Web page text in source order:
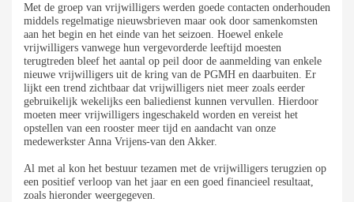
Met de groep van vrijwilligers werden goede contacten onderhouden
middels regelmatige nieuwsbrieven maar ook door samenkomsten
aan het begin en het einde van het seizoen. Hoewel enkele
vrijwilligers vanwege hun vergevorderde leeftijd moesten
terugtreden bleef het aantal op peil door de aanmelding van enkele
nieuwe vrijwilligers uit de kring van de PGMH en daarbuiten. Er
lijkt een trend zichtbaar dat vrijwilligers niet meer zoals eerder
gebruikelijk wekelijks een baliedienst kunnen vervullen. Hierdoor
moeten meer vrijwilligers ingeschakeld worden en vereist het
opstellen van een rooster meer tijd en aandacht van onze
medewerkster Anna Vrijens-van den Akker.
Al met al kon het bestuur tezamen met de vrijwilligers terugzien op
een positief verloop van het jaar en een goed financieel resultaat,
zoals hieronder weergegeven.